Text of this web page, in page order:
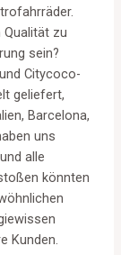
zu
sein?
Citycoco-
geliefert,
Barcelona,
uns
alle
könnten
Kunden.